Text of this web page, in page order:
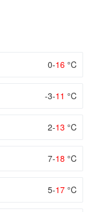
0-16 °C
-3-11 °C
2-13 °C
7-18 °C
5-17 °C